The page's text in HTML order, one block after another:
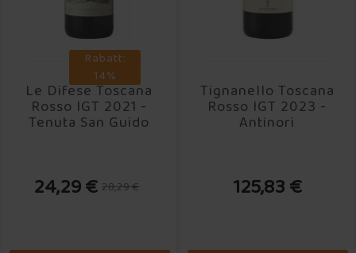
Le Difese Toscana
Rosso IGT 2021 -
Tenuta San Guido
24,29 € 28,29 €
Rabatt:
14%
Tignanello Toscana
Rosso IGT 2023 -
Antinori
125,83 €